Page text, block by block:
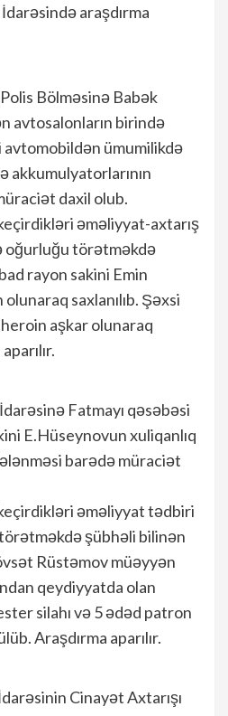
araşdırma
Bölməsinə Babək
avtosalonların birində
avtomobildən ümumilikdə
akkumulyatorlarının
daxil olub.
əməliyyat-axtarış
törətməkdə
rayon sakini Emin
saxlanılıb. Şəxsi
heroin aşkar olunaraq
Fatmayı qəsəbəsi
E.Hüseynovun xuliqanlıq
barədə müraciət
keçirdikləri əməliyyat tədbiri
şübhəli bilinən
Rüstəmov müəyyən
qeydiyyatda olan
silahı və 5 ədəd patron
Araşdırma aparılır.
Cinayət Axtarışı